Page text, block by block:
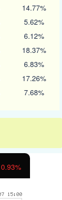
14.77%
5.62%
6.12%
18.37%
6.83%
17.26%
7.68%
0.93%